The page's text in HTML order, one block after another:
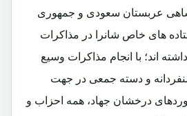
عربستان سعودی و جمهوری
های خاص شانرا در مذاکرات
اند؛ با انجام مذاکرات وسیع
و دسته جمعی در جهت
درخشان جهاد، همه احزاب و